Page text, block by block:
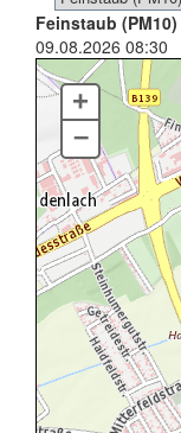
Feinstaub (PM10)
09.08.2026 08:30
+
–